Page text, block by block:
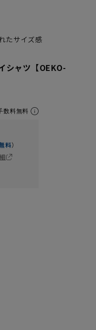
たサイズ感
シャツ【OEKO-
数料無料
料）